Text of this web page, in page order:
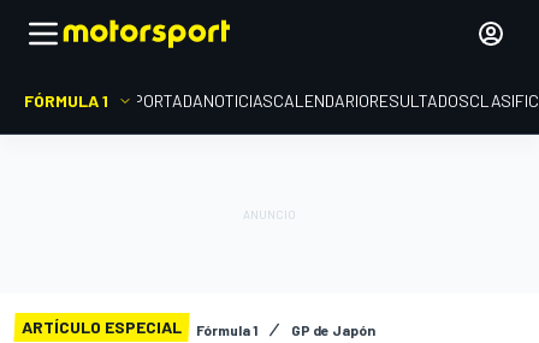
FÓRMULA 1 PORTADANOTICIASCALENDARIORESULTADOS
ARTÍCULO ESPECIAL Fórmula 1 GP de Japón